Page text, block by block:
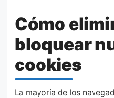
Cómo
bloquear
cookies
La mayoría de los